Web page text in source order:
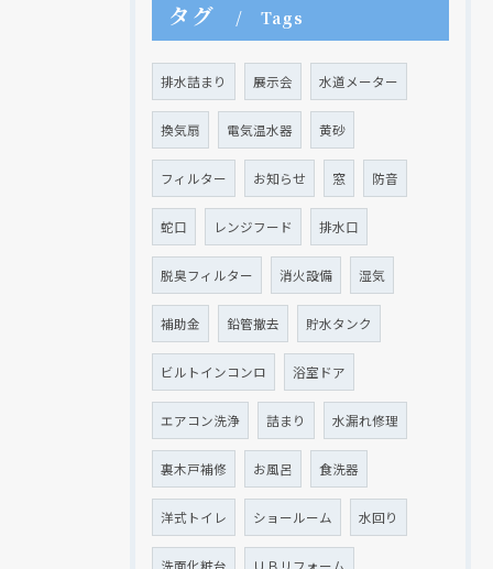
タグ Tags
排水詰まり 展示会 水道メーター
換気扇 電気温水器 黄砂
フィルター お知らせ 窓 防音
蛇口 レンジフード 排水口
脱臭フィルター 消火設備 湿気
補助金 鉛管撤去 貯水タンク
ビルトインコンロ 浴室ドア
エアコン洗浄 詰まり 水漏れ修理
裏木戸補修 お風呂 食洗器
洋式トイレ ショールーム 水回り
現在、新聞に入っている折込チラシです。
クリックでチラシのページにジャンプします
現在、新聞に入っている折込チラシです。
クリックでチラシのページにジャンプします